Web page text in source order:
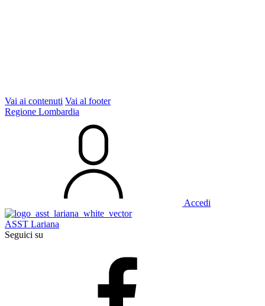
Vai ai contenuti Vai al footer
Regione Lombardia
Accedi
ASST Lariana
Seguici su